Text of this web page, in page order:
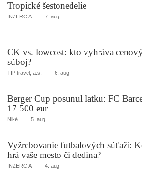
Tropické šestonedelie
INZERCIA 7. aug
CK vs. lowcost: kto vyhráva
súboj?
TIP travel, a.s. 6. aug
Berger Cup posunul latku: FC
17 500 eur
Niké 5. aug
Vyžrebovanie futbalových súťaží:
hrá vaše mesto či dedina?
INZERCIA 4. aug